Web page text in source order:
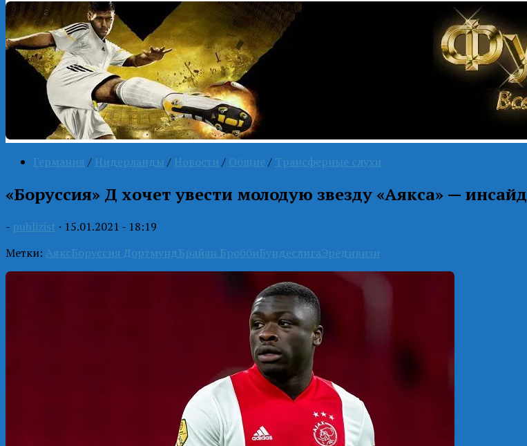
Германия / Нидерланды / Новости / Общие / Трансферные слухи
«Боруссия» Д хочет увести молодую звезду «Аякса» — инсайд
- publizist · 15.01.2021 - 18:19
Метки: АяксБоруссия Дортмунд Брайан БроббиБундеслига Эредивизи